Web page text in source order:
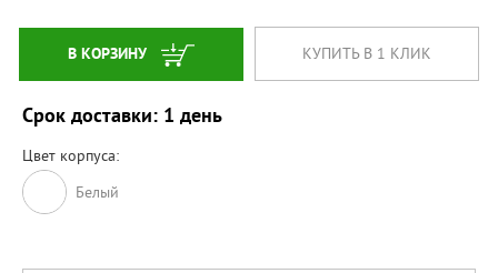
В КОРЗИНУ КУПИТЬ В 1 КЛИК
Срок доставки: 1 день
Цвет корпуса:
Белый